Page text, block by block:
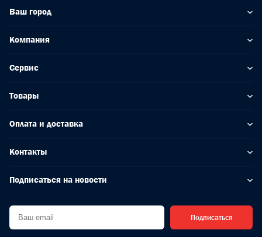
Ваш город
Компания
Сервис
Товары
Оплата и доставка
Контакты
Подписаться на новости
Подписаться